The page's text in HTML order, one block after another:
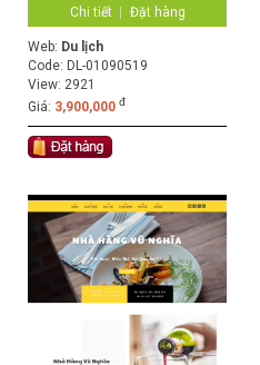
Chi tiết Đặt hàng
Web: Du lịch
Code: DL-01090519
View: 2921
Giá: 3,900,000 đ